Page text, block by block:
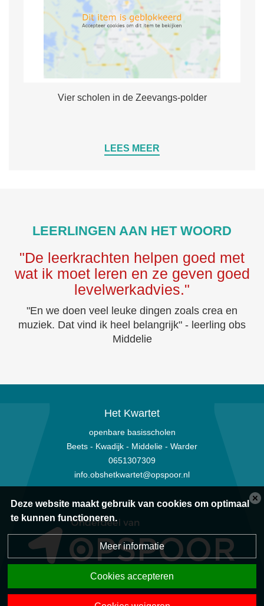
Vier scholen in de Zeevangs-polder
LEES MEER
LEERLINGEN AAN HET WOORD
"De leerkrachten helpen goed met
wat ik moet leren en ze geven goed
levelwerkadvies."
"En we doen veel leuke dingen zoals crea en
muziek. Dat vind ik heel belangrijk" - leerling obs
Middelie
Het Kwartet
openbare basisscholen
Beets - Kwadijk - Middelie - Warder
0651307309
info.obshetkwartet@opspoor.nl
Deze website maakt gebruik van cookies om optimaal
te kunnen functioneren.
Meer informatie
Cookies accepteren